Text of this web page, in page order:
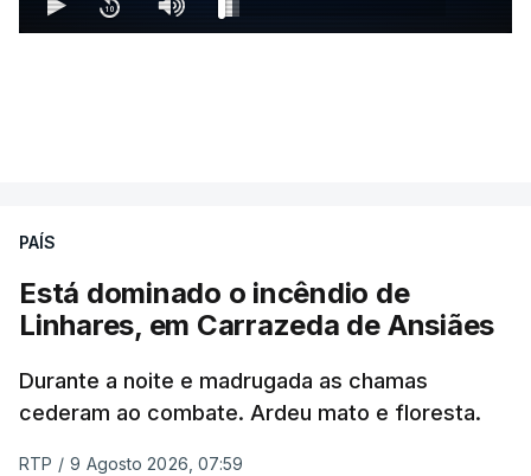
PAÍS
Está dominado o incêndio de
Linhares, em Carrazeda de Ansiães
Durante a noite e madrugada as chamas
cederam ao combate. Ardeu mato e floresta.
RTP / 9 Agosto 2026, 07:59